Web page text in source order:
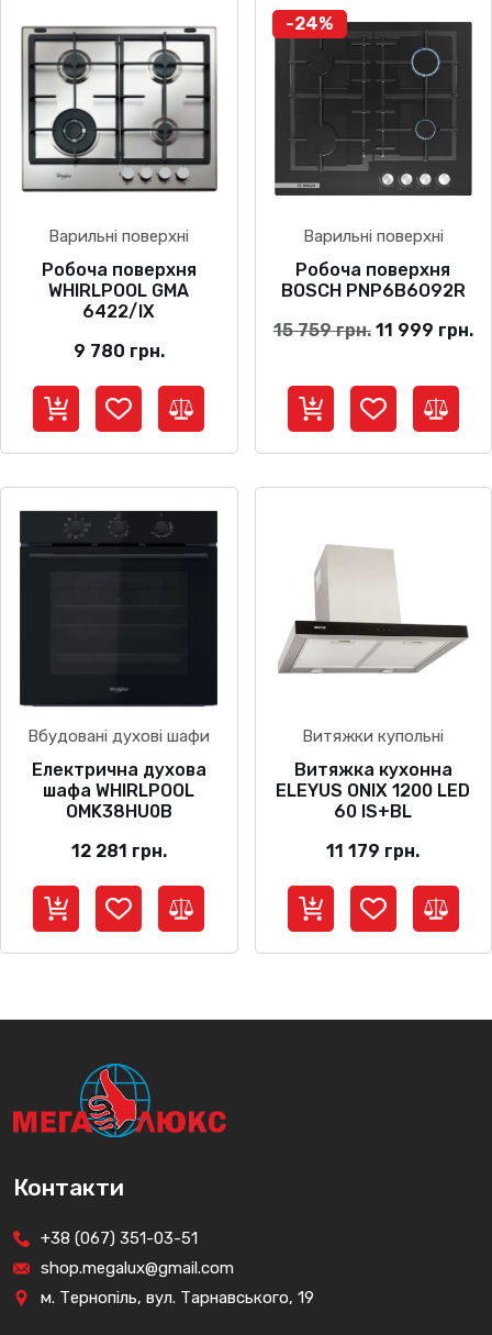
Варильні поверхні
Робоча поверхня
WHIRLPOOL GMA
6422/IX
9 780 грн.
-24%
Варильні поверхні
Робоча поверхня
BOSCH PNP6B6O92R
15 759грн. Оригінальна
15
759 грн..
11 999 грн.
Вбудовані духові шафи
Електрична духова
шафа WHIRLPOOL
OMK38HU0B
12 281 грн.
Витяжки купольні
Витяжка кухонна
ELEYUS ONIX 1200 LED
60 IS+BL
11 179 грн.
Контакти
+38 (067) 351-03-51
shop.megalux@gmail.com
м. Тернопіль, вул. Тарнавського, 19